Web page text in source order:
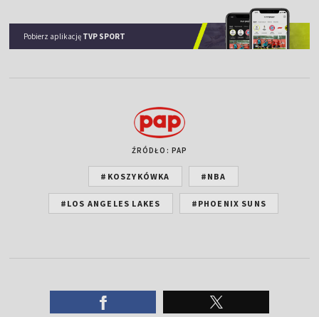
Pobierz aplikację TVP SPORT
ŹRÓDŁO: PAP
#KOSZYKÓWKA #NBA
#LOS ANGELES LAKES #PHOENIX SUNS